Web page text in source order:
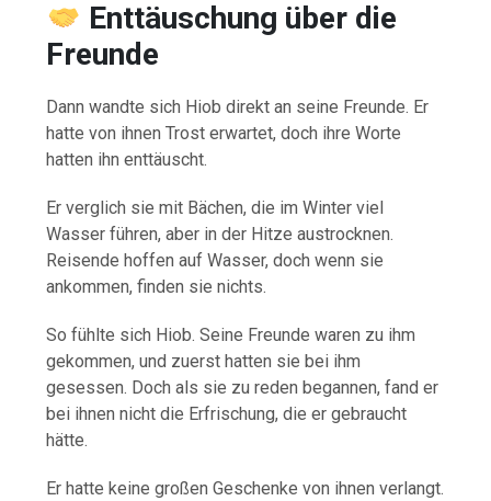
Enttäuschung über die
Freunde
Dann wandte sich Hiob direkt an seine Freunde. Er
hatte von ihnen Trost erwartet, doch ihre Worte
hatten ihn enttäuscht.
Er verglich sie mit Bächen, die im Winter viel
Wasser führen, aber in der Hitze austrocknen.
Reisende hoffen auf Wasser, doch wenn sie
ankommen, finden sie nichts.
So fühlte sich Hiob. Seine Freunde waren zu ihm
gekommen, und zuerst hatten sie bei ihm
gesessen. Doch als sie zu reden begannen, fand er
bei ihnen nicht die Erfrischung, die er gebraucht
hätte.
Er hatte keine großen Geschenke von ihnen verlangt.